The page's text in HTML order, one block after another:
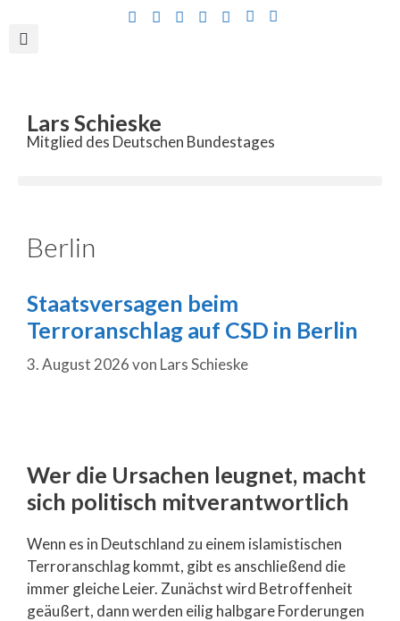
Lars Schieske
Mitglied des Deutschen Bundestages
Berlin
Staatsversagen beim
Terroranschlag auf CSD in Berlin
3. August 2026von Lars Schieske
Wer die Ursachen leugnet, macht
sich politisch mitverantwortlich
Wenn es in Deutschland zu einem islamistischen
Terroranschlag kommt, gibt es anschließend die
immer gleiche Leier. Zunächst wird Betroffenheit
geäußert, dann werden eilig halbgare Forderungen